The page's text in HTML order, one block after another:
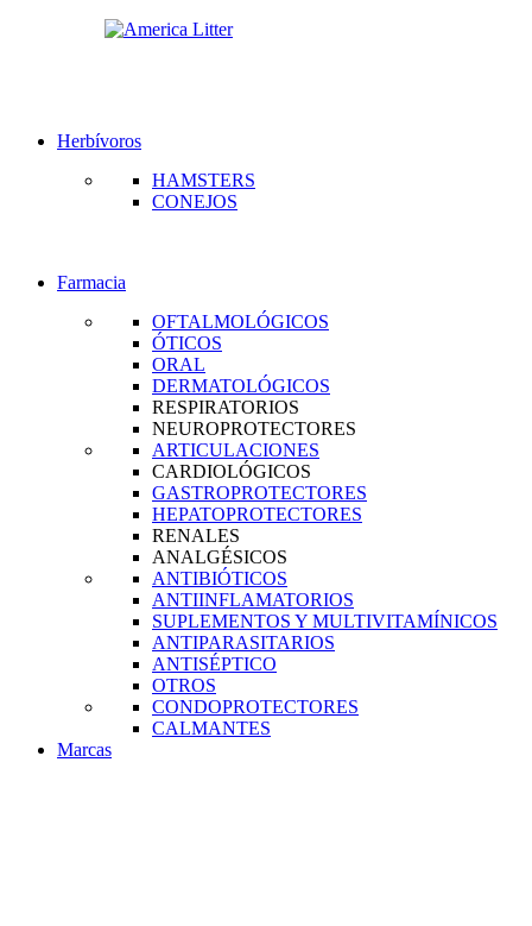
Herbívoros
HAMSTERS
CONEJOS
Farmacia
OFTALMOLÓGICOS
ÓTICOS
ORAL
DERMATOLÓGICOS
RESPIRATORIOS
NEUROPROTECTORES
ARTICULACIONES
CARDIOLÓGICOS
GASTROPROTECTORES
HEPATOPROTECTORES
RENALES
ANALGÉSICOS
ANTIBIÓTICOS
ANTIINFLAMATORIOS
SUPLEMENTOS Y MULTIVITAMÍNICOS
ANTIPARASITARIOS
ANTISÉPTICO
OTROS
CONDOPROTECTORES
CALMANTES
Marcas